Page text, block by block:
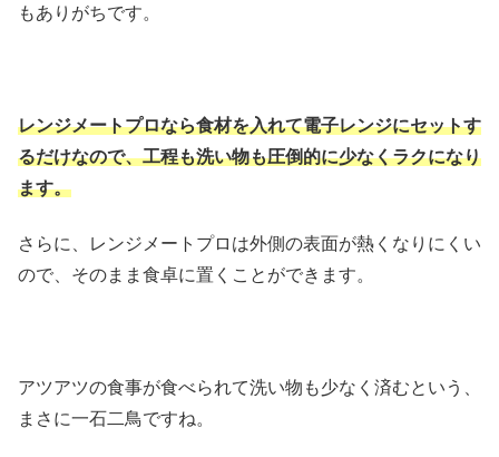
もありがちです。
レンジメートプロなら食材を入れて電子レンジにセットす
るだけなので、工程も洗い物も圧倒的に少なくラクになり
ます。
さらに、レンジメートプロは外側の表面が熱くなりにくい
ので、そのまま食卓に置くことができます。
アツアツの食事が食べられて洗い物も少なく済むという、
まさに一石二鳥ですね。